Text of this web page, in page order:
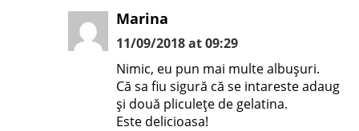
Marina
11/09/2018 at 09:29
Nimic, eu pun mai multe albușuri.
Că sa fiu sigură că se intareste adaug
și două pliculețe de gelatina.
Este delicioasa!